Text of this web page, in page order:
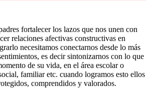
fortalecer los lazos que nos unen con
relaciones afectivas constructivas en
necesitamos conectarnos desde lo más
es decir sintonizarnos con lo que
de su vida, en el área escolar o
familiar etc. cuando logramos esto ellos
comprendidos y valorados.